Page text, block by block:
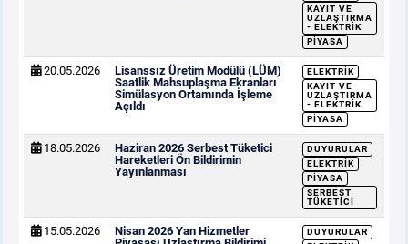
KAYIT VE
UZLAŞTIRMA
- ELEKTRIK
PIYASA
20.05.2026
Lisanssız Üretim Modülü (LÜM)
Saatlik Mahsuplaşma Ekranları
Simülasyon Ortamında İşleme
Açıldı
ELEKTRIK
KAYIT VE
UZLAŞTIRMA
- ELEKTRIK
PIYASA
18.05.2026
Haziran 2026 Serbest Tüketici
Hareketleri Ön Bildirimin
Yayınlanması
DUYURULAR
ELEKTRIK
PIYASA
SERBEST
TÜKETICI
15.05.2026
Nisan 2026 Yan Hizmetler
DUYURULAR